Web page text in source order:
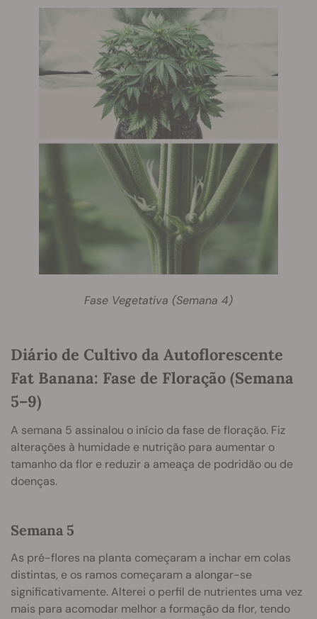
Fase Vegetativa (Semana 4)
Diário de Cultivo da Autoflorescente
Fat Banana: Fase de Floração (Semana
5–9)
A semana 5 assinalou o início da fase de floração. Fiz
alterações à humidade e nutrição para aumentar o
tamanho da flor e reduzir a ameaça de podridão ou de
doenças.
Semana 5
As pré-flores na planta começaram a inchar em colas
distintas, e os ramos começaram a alongar-se
significativamente. Alterei o perfil de nutrientes uma vez
mais para acomodar melhor a formação da flor, tendo